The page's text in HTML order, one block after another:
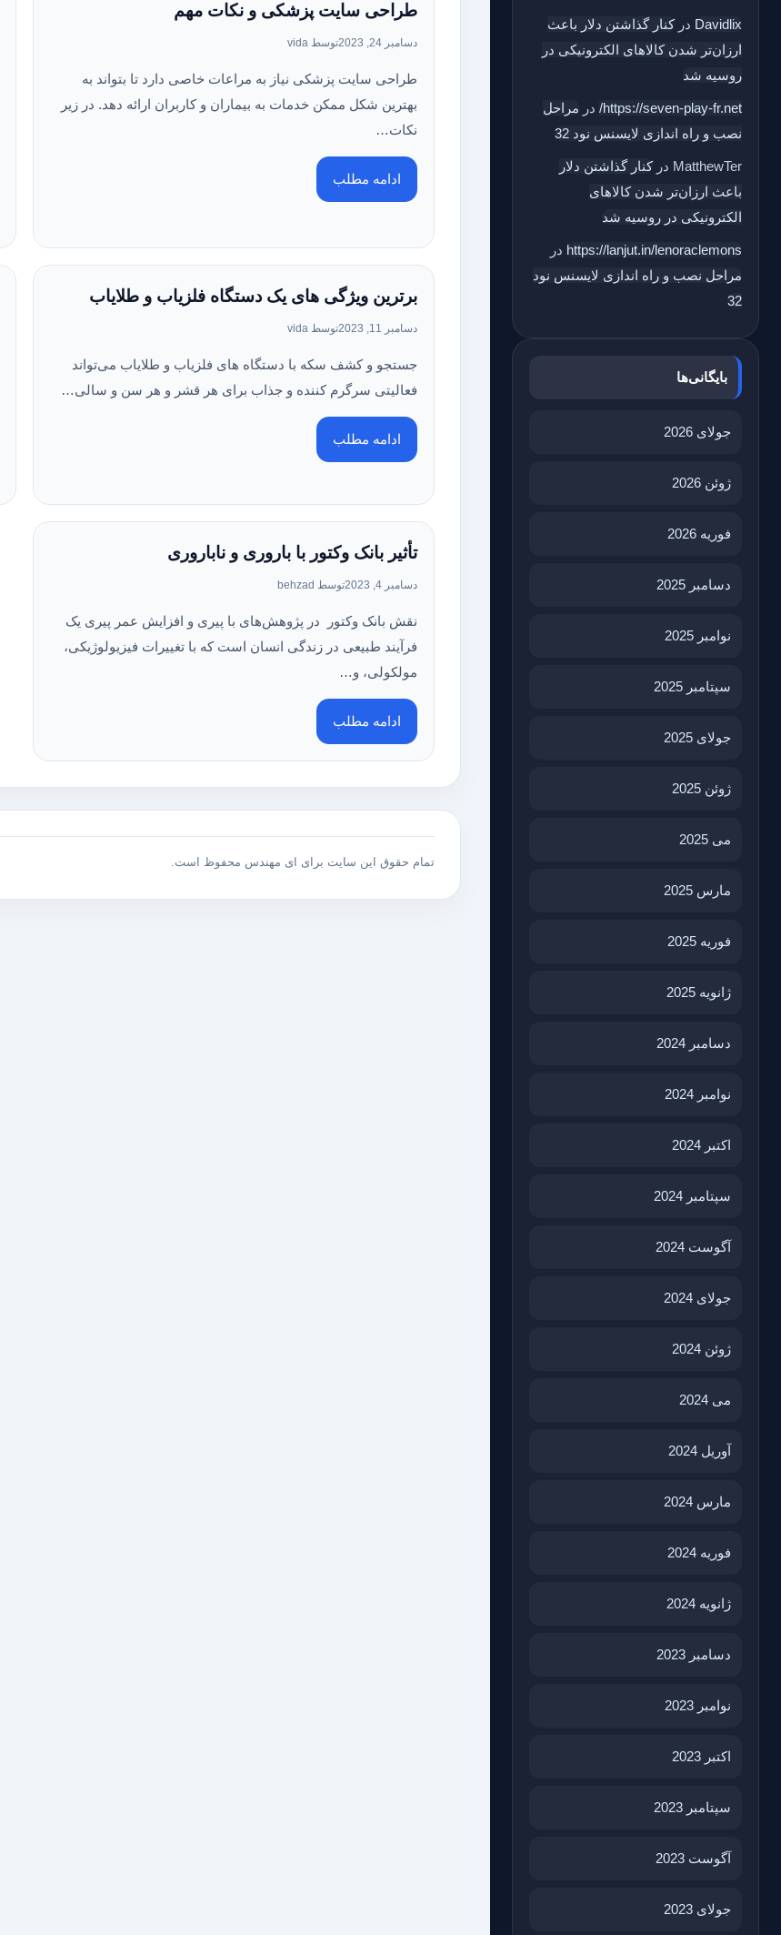
Davidlix درکنار گذاشتن دلار باعث
ارزان‌تر شدن کالاهای الکترونیکی در
روسیه شد
https://seven-play-fr.net/ در مراحل
نصب و راه اندازی لایسنس نود 32
MatthewTer درکنار گذاشتن دلار
باعث ارزان‌تر شدن کالاهای
الکترونیکی در روسیه شد
https://lanjut.in/lenoraclemons در
مراحل نصب و راه اندازی لایسنس نود
32
بایگانی‌ها
جولای 2026
ژوئن 2026
فوریه 2026
دسامبر 2025
نوامبر 2025
سپتامبر 2025
جولای 2025
ژوئن 2025
می 2025
مارس 2025
فوریه 2025
ژانویه 2025
دسامبر 2024
نوامبر 2024
اکتبر 2024
سپتامبر 2024
آگوست 2024
جولای 2024
ژوئن 2024
می 2024
آوریل 2024
مارس 2024
فوریه 2024
ژانویه 2024
دسامبر 2023
نوامبر 2023
اکتبر 2023
سپتامبر 2023
آگوست 2023
جولای 2023
طراحی سایت پزشکی و نکات مهم
دسامبر 24, 2023 توسط vida
طراحی سایت پزشکی نیاز به مراعات خاصی دارد تا بتواند به
بهترین شکل ممکن خدمات به بیماران و کاربران ارائه دهد. در زیر
نکات…
ادامه مطلب
برترین ویژگی های یک دستگاه فلزیاب و طلایاب
دسامبر 11, 2023 توسط vida
جستجو و کشف سکه با دستگاه های فلزیاب و طلایاب می‌تواند
فعالیتی سرگرم کننده و جذاب برای هر قشر و هر سن و سالی…
ادامه مطلب
تأثیر بانک وکتور با باروری و ناباروری
دسامبر 4, 2023 توسط behzad
نقش بانک وکتور در پژوهش‌های با پیری و افزایش عمر پیری یک
فرآیند طبیعی در زندگی انسان است که با تغییرات فیزیولوژیکی،
مولکولی، و…
ادامه مطلب
تمام حقوق این سایت برای ای مهندس محفوظ است.